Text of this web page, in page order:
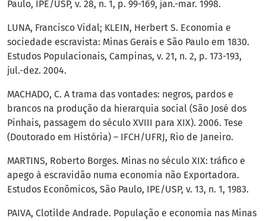
Paulo, IPE/USP, v. 28, n. 1, p. 99-169, jan.-mar. 1998.
LUNA, Francisco Vidal; KLEIN, Herbert S. Economia e
sociedade escravista: Minas Gerais e São Paulo em 1830.
Estudos Populacionais, Campinas, v. 21, n. 2, p. 173-193,
jul.-dez. 2004.
MACHADO, C. A trama das vontades: negros, pardos e
brancos na produção da hierarquia social (São José dos
Pinhais, passagem do século XVIII para XIX). 2006. Tese
(Doutorado em História) – IFCH/UFRJ, Rio de Janeiro.
MARTINS, Roberto Borges. Minas no século XIX: tráfico e
apego à escravidão numa economia não Exportadora.
Estudos Econômicos, São Paulo, IPE/USP, v. 13, n. 1, 1983.
PAIVA, Clotilde Andrade. População e economia nas Minas